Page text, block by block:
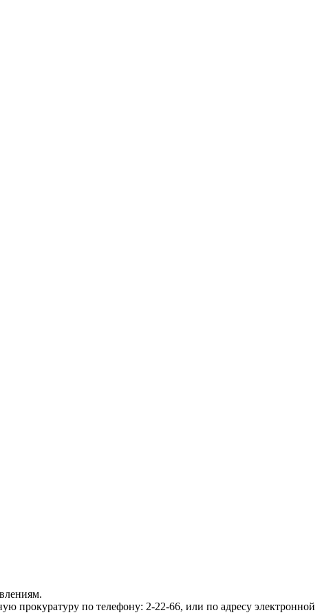
прокуратуру по телефону: 2-22-66, или по адресу электронной